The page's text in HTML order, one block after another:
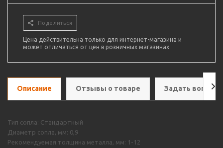
Поделиться
Цена действительна только для интернет-магазина и
может отличаться от цен в розничных магазинах
Описание Отзывы о товаре Задать вопрос
Тип сопла: Стандартный
Диаметр сопла, мм: 0,9
Рекомендуемая толщина металла, мм: 1-12